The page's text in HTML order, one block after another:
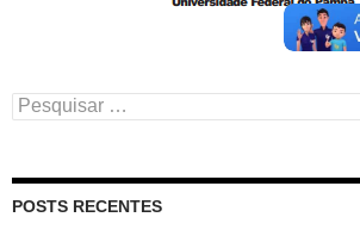
Pesquisar
por:
POSTS RECENTES